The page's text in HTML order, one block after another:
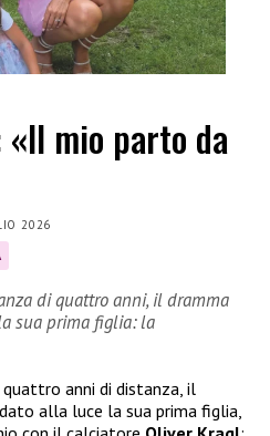
«Il mio parto da
2026
di quattro anni, il dramma
sua prima figlia: la
anni di distanza, il
alla luce la sua prima figlia,